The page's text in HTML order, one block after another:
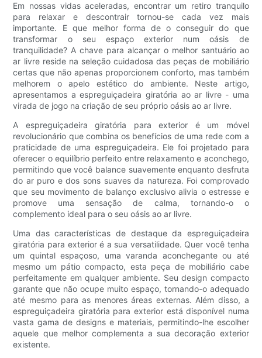
Em nossas vidas aceleradas, encontrar um retiro tranquilo
para relaxar e descontrair tornou-se cada vez mais
importante. E que melhor forma de o conseguir do que
transformar o seu espaço exterior num oásis de
tranquilidade? A chave para alcançar o melhor santuário ao
ar livre reside na seleção cuidadosa das peças de mobiliário
certas que não apenas proporcionem conforto, mas também
melhorem o apelo estético do ambiente. Neste artigo,
apresentamos a espreguiçadeira giratória ao ar livre - uma
virada de jogo na criação de seu próprio oásis ao ar livre.
A espreguiçadeira giratória para exterior é um móvel
revolucionário que combina os benefícios de uma rede com a
praticidade de uma espreguiçadeira. Ele foi projetado para
oferecer o equilíbrio perfeito entre relaxamento e aconchego,
permitindo que você balance suavemente enquanto desfruta
do ar puro e dos sons suaves da natureza. Foi comprovado
que seu movimento de balanço exclusivo alivia o estresse e
promove uma sensação de calma, tornando-o o
complemento ideal para o seu oásis ao ar livre.
Uma das características de destaque da espreguiçadeira
giratória para exterior é a sua versatilidade. Quer você tenha
um quintal espaçoso, uma varanda aconchegante ou até
mesmo um pátio compacto, esta peça de mobiliário cabe
perfeitamente em qualquer ambiente. Seu design compacto
garante que não ocupe muito espaço, tornando-o adequado
até mesmo para as menores áreas externas. Além disso, a
espreguiçadeira giratória para exterior está disponível numa
vasta gama de designs e materiais, permitindo-lhe escolher
aquele que melhor complementa a sua decoração exterior
existente.